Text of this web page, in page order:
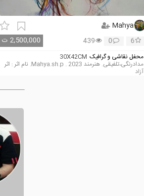
Mahya
2,500,000 ت 6
0
439
محفل نقاشی و گرافیک 30X42CM
مدادرنگی،تلفیقی. هنرمند Mahya.sh.p . 2023. نام اثر : اثر
آزاد